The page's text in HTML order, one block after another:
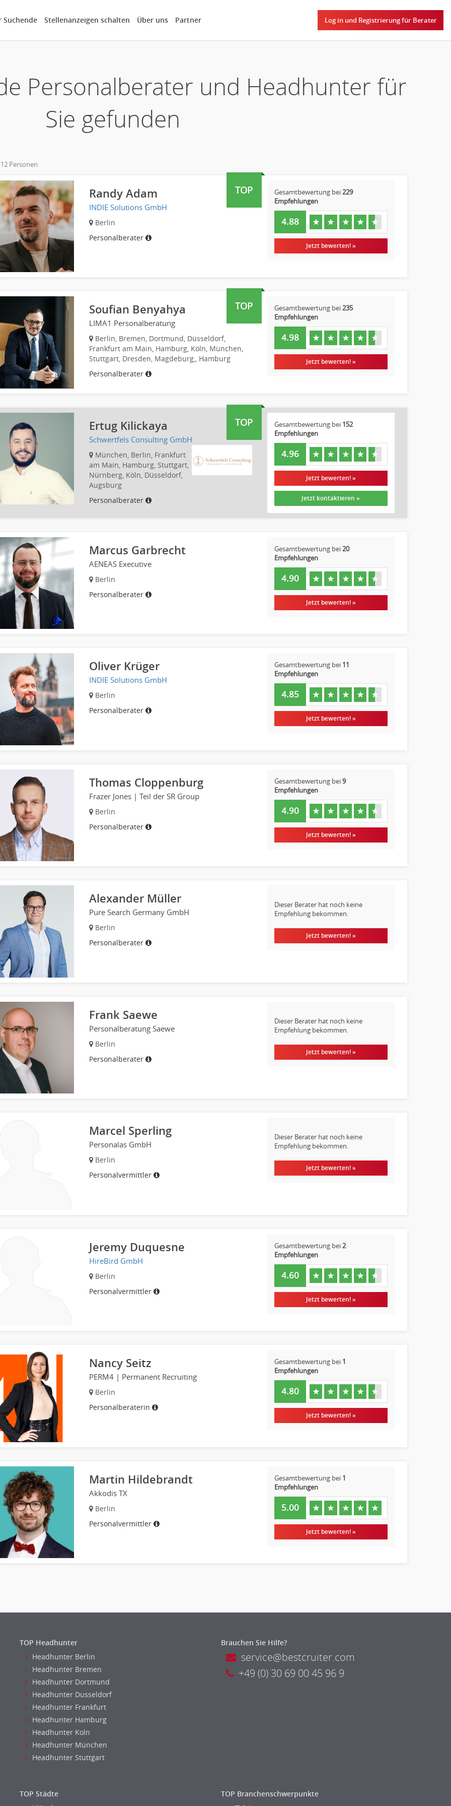
Suchende Stellenanzeigen schalten Über uns Partner Log in und Registrierung für Berater
Personalberater und Headhunter für
Sie gefunden
Personen
TOP
Randy Adam
INDIE Solutions GmbH
Berlin
Personalberater
Gesamtbewertung bei229
Empfehlungen
4.88 ★ ★ ★ ★ ★
Jetzt bewerten! »
TOP
Soufian Benyahya
LIMA1 Personalberatung
Berlin, Bremen, Dortmund, Düsseldorf,
Frankfurt am Main, Hamburg, Köln, München,
Stuttgart, Dresden, Magdeburg,, Hamburg
Personalberater
Gesamtbewertung bei235
Empfehlungen
4.98 ★ ★ ★ ★ ★
Jetzt bewerten! »
TOP
Ertug Kilickaya
Schwertfels Consulting GmbH
München, Berlin, Frankfurt
am Main, Hamburg, Stuttgart,
Nürnberg, Köln, Düsseldorf,
Augsburg
Personalberater
Gesamtbewertung bei 152
Empfehlungen
4.96 ★ ★ ★ ★ ★
Jetzt bewerten! »
Jetzt kontaktieren »
Marcus Garbrecht
AENEAS Executive
Berlin
Personalberater
Gesamtbewertung bei20
Empfehlungen
4.90 ★ ★ ★ ★ ★
Jetzt bewerten! »
Oliver Krüger
INDIE Solutions GmbH
Berlin
Personalberater
Gesamtbewertung bei 11
Empfehlungen
4.85 ★ ★ ★ ★ ★
Jetzt bewerten! »
Thomas Cloppenburg
Frazer Jones | Teil der SR Group
Berlin
Personalberater
Gesamtbewertung bei9
Empfehlungen
4.90 ★ ★ ★ ★ ★
Jetzt bewerten! »
Alexander Müller
Pure Search Germany GmbH
Berlin
Personalberater
Dieser Berater hat noch keine
Empfehlung bekommen.
Jetzt bewerten! »
Frank Saewe
Personalberatung Saewe
Berlin
Personalberater
Dieser Berater hat noch keine
Empfehlung bekommen.
Jetzt bewerten! »
Marcel Sperling
Personalas GmbH
Berlin
Personalvermittler
Dieser Berater hat noch keine
Empfehlung bekommen.
Jetzt bewerten! »
Jeremy Duquesne
HireBird GmbH
Berlin
Personalvermittler
Gesamtbewertung bei2
Empfehlungen
4.60 ★ ★ ★ ★ ★
Jetzt bewerten! »
Nancy Seitz
PERM4 | Permanent Recruiting
Berlin
Personalberaterin
Gesamtbewertung bei 1
Empfehlungen
4.80 ★ ★ ★ ★ ★
Jetzt bewerten! »
Martin Hildebrandt
Akkodis TX
Berlin
Personalvermittler
Gesamtbewertung bei 1
Empfehlungen
5.00 ★ ★ ★ ★ ★
Jetzt bewerten! »
TOP Headhunter
Headhunter Berlin
Headhunter Bremen
Headhunter Dortmund
Headhunter Dusseldorf
Headhunter Frankfurt
Headhunter Hamburg
Headhunter Koln
Headhunter München
Headhunter Stuttgart
Brauchen Sie Hilfe?
service@bestcruiter.com
+49 (0) 30 69 00 45 96 9
TOP Städte
TOP Branchenschwerpunkte